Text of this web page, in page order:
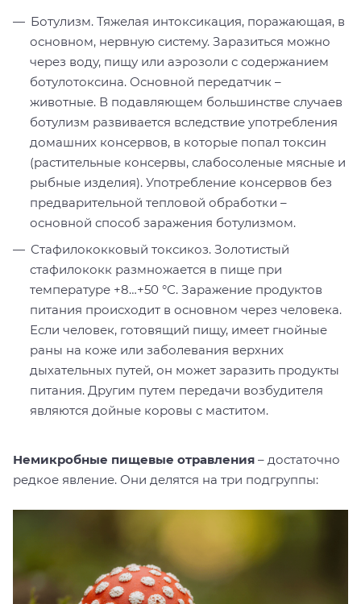
Ботулизм. Тяжелая интоксикация, поражающая, в
основном, нервную систему. Заразиться можно
через воду, пищу или аэрозоли с содержанием
ботулотоксина. Основной передатчик –
животные. В подавляющем большинстве случаев
ботулизм развивается вследствие употребления
домашних консервов, в которые попал токсин
(растительные консервы, слабосоленые мясные и
рыбные изделия). Употребление консервов без
предварительной тепловой обработки –
основной способ заражения ботулизмом.
Стафилококковый токсикоз. Золотистый
стафилококк размножается в пище при
температуре +8…+50 °С. Заражение продуктов
питания происходит в основном через человека.
Если человек, готовящий пищу, имеет гнойные
раны на коже или заболевания верхних
дыхательных путей, он может заразить продукты
питания. Другим путем передачи возбудителя
являются дойные коровы с маститом.
Немикробные пищевые отравления – достаточно
редкое явление. Они делятся на три подгруппы: